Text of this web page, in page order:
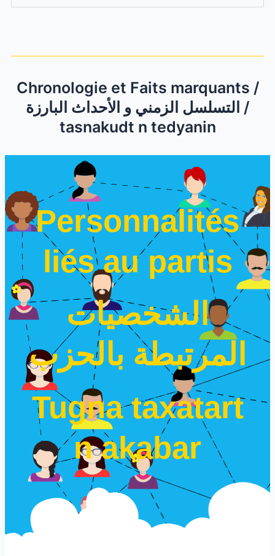
Chronologie et Faits marquants /
التسلسل الزمني و الأحداث البارزة /
tasnakudt n tedyanin
Personnalités
liés au partis
الشخصيات
المرتبطة بالحزب
Tugna taxatart
n akabar